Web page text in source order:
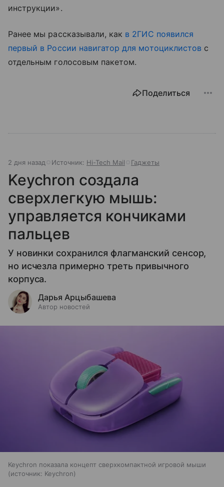
инструкции».
Ранее мы рассказывали, как в 2ГИС появился
первый в России навигатор для мотоциклистов с
отдельным голосовым пакетом.
Поделиться
2 дня назад Источник: Hi-Tech Mail Гаджеты
Keychron создала
сверхлегкую мышь:
управляется кончиками
пальцев
У новинки сохранился флагманский сенсор,
но исчезла примерно треть привычного
корпуса.
Дарья Арцыбашева
Автор новостей
Keychron показала концепт сверхкомпактной игровой мыши
источник: Keychron